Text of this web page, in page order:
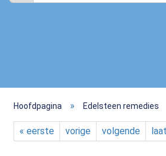
Hoofdpagina » Edelsteen remedies
« eerste vorige volgende